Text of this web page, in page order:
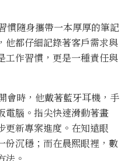
慣隨身攜帶一本厚厚的筆記
他都仔細記錄著客戶需求與
工作習慣，更是一種責任與
會時，他戴著藍牙耳機，手
電腦。指尖快速滑動著畫
更新專案進度。在知遠眼
份沉穩；而在晨熙眼裡，數